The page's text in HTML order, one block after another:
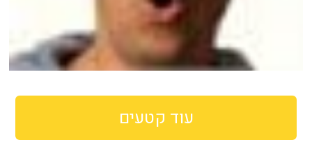
עוד קטעים